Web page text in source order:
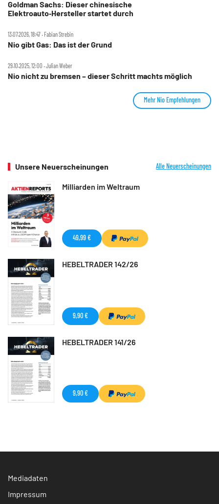
Goldman Sachs: Dieser chinesische
Elektroauto‑Hersteller startet durch
13.07.2026, 18:47 ‧ Fabian Strebin
Nio gibt Gas: Das ist der Grund
29.10.2025, 12:00 ‧ Julian Weber
Nio nicht zu bremsen – dieser Schritt machts möglich
Mehr Nio Empfehlungen
Unsere Neuerscheinungen Alle Neuerscheinungen
Milliarden im Weltraum
49,99 €
HEBELTRADER 142/26
9,90 €
HEBELTRADER 141/26
9,90 €
Mediadaten
Impressum